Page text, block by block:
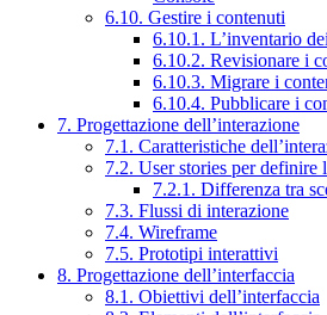
6.10. Gestire i contenuti
6.10.1. L’inventario
6.10.2. Revisionare i
6.10.3. Migrare i
6.10.4. Pubblicare i
7. Progettazione dell’interazione
7.1. Caratteristiche
7.2. User stories per definire
7.2.1. Differenza tra
7.3. Flussi di interazione
7.4. Wireframe
7.5. Prototipi interattivi
8. Progettazione dell’interfaccia
8.1. Obiettivi dell’interfaccia